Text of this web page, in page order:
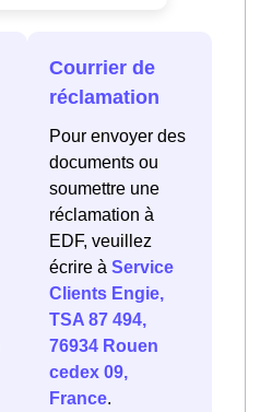
Courrier de
réclamation
Pour envoyer des
documents ou
soumettre une
réclamation à
EDF, veuillez
écrire à Service
Clients Engie,
TSA 87 494,
76934 Rouen
cedex 09,
France.